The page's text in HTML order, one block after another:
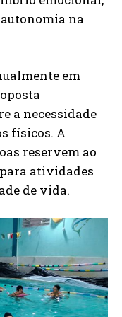
na
em
a necessidade
físicos. A
reservem ao
atividades
de vida.